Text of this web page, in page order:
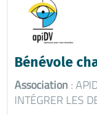
Bénévole
Association :
INTÉGRER LES